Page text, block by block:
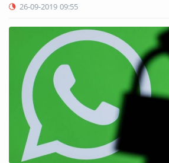
26-09-2019 09:55